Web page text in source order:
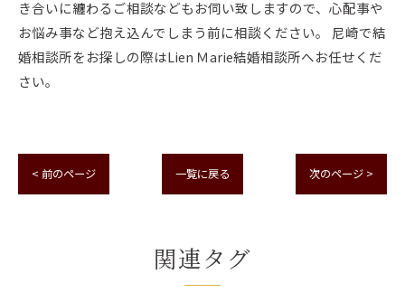
き合いに纏わるご相談などもお伺い致しますので、心配事や
お悩み事など抱え込んでしまう前に相談ください。 尼崎で結
婚相談所をお探しの際はLien Ｍarie結婚相談所へお任せくだ
さい。
< 前のページ 一覧に戻る 次のページ >
関連タグ